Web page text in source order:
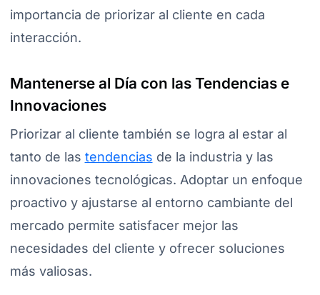
importancia de priorizar al cliente en cada
interacción.
Mantenerse al Día con las Tendencias e
Innovaciones
Priorizar al cliente también se logra al estar al
tanto de las tendencias de la industria y las
innovaciones tecnológicas. Adoptar un enfoque
proactivo y ajustarse al entorno cambiante del
mercado permite satisfacer mejor las
necesidades del cliente y ofrecer soluciones
más valiosas.